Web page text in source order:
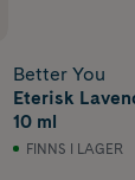
Better You
Eterisk
10 ml
FINNS I LAGER